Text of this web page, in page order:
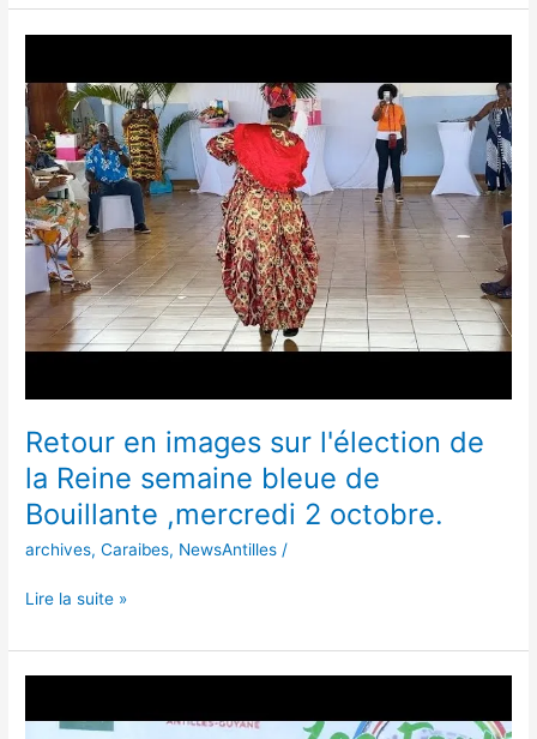
Retour en images sur l'élection de
la Reine semaine bleue de
Bouillante ,mercredi 2 octobre.
archives,Caraibes, NewsAntilles /
images
sur
l'élection
de
la
Reine
semaine
bleue de
Bouillante
,mercredi
Lire la suite »